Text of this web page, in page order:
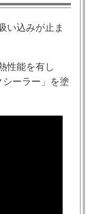
い込みが止ま
性能を有し
ーラー」を塗